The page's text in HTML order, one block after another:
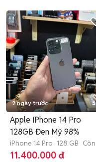
2 ngày trước 5
Apple iPhone 14 Pro
128GB Đen Mỹ 98%
iPhone 14 Pro 128 GB Còn
bảo hành
11.400.000 đ